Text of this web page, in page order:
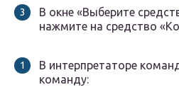
В окне «Выберите
нажмите на средство
В интерпретаторе
команду: